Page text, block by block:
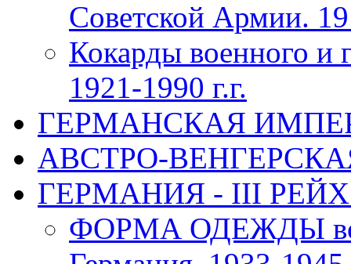
Советской Армии.
Кокарды военного и
1921-1990 г.г.
ГЕРМАНСКАЯ
АВСТРО-
ГЕРМАНИЯ - III РЕЙХ
ФОРМА ОДЕЖДЫ